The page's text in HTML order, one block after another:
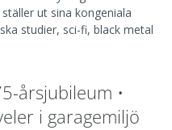
ställer ut sina kongeniala
studier, sci-fi, black metal
årsjubileum •
i garagemiljö